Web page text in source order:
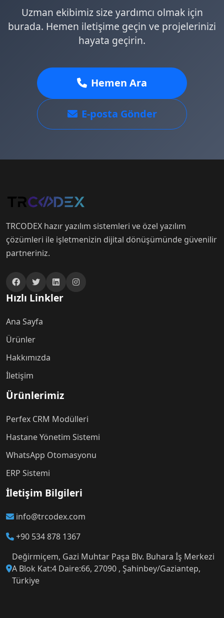
Uzman ekibimiz size yardımcı olmak için
burada. Hemen iletişime geçin ve projelerinizi
hayata geçirin.
Hemen Ara
E-posta Gönder
TRCODEX hazır yazılım sistemleri ve özel yazılım
çözümleri ile işletmenizin dijital dönüşümünde güvenilir
partneriniz.
Hızlı Linkler
Ana Sayfa
Ürünler
Hakkımızda
İletişim
Ürünlerimiz
Perfex CRM Modülleri
Hastane Yönetim Sistemi
WhatsApp Otomasyonu
ERP Sistemi
İletişim Bilgileri
info@trcodex.com
+90 534 878 1367
Değirmiçem, Gazi Muhtar Paşa Blv. Buhara İş Merkezi
A Blok Kat:4 Daire:66, 27090 , Şahinbey/Gaziantep,
Türkiye